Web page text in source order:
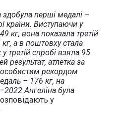
здобула перші медалі –
країни. Виступаючи у
кг, вона показала третій
кг, а в поштовху стала
третій спробі взяла 95
результат, атлетка за
рекордом
– 176 кг, на
Ангеліна була
у